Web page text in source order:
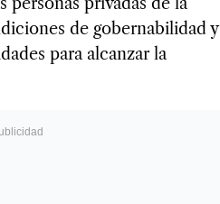
personas privadas de la
de gobernabilidad y
para alcanzar la